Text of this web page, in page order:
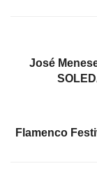
José
Flamenco